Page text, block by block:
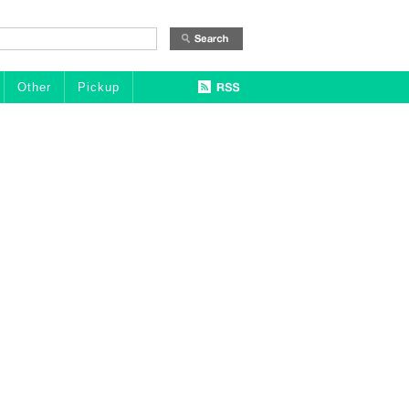
Other Pickup